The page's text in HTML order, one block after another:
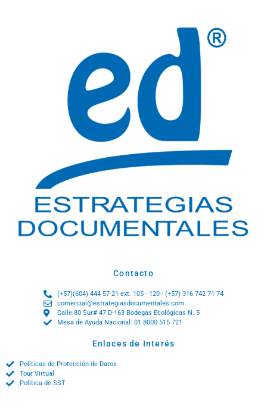
Contacto
(+57)(604) 444 57 21 ext. 105 - 120 - (+57) 316 742 71 74
comercial@estrategiasdocumentales.com
Calle 80 Sur# 47 D-163 Bodegas Ecológicas N. 5
Mesa de Ayuda Nacional: 01 8000 515 721
Enlaces de Interés
Políticas de Protección de Datos
Tour Virtual
Política de SST